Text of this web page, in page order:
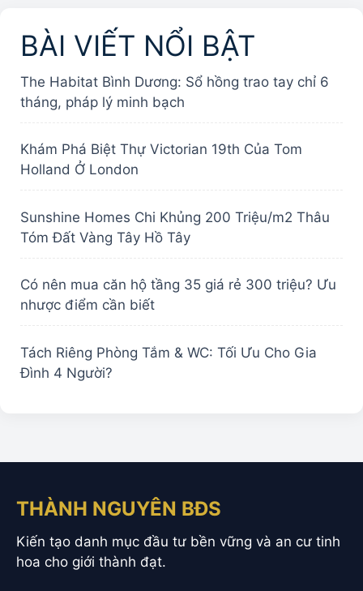
BÀI VIẾT NỔI BẬT
The Habitat Bình Dương: Sổ hồng trao tay chỉ 6
tháng, pháp lý minh bạch
Khám Phá Biệt Thự Victorian 19th Của Tom
Holland Ở London
Sunshine Homes Chi Khủng 200 Triệu/m2 Thâu
Tóm Đất Vàng Tây Hồ Tây
Có nên mua căn hộ tầng 35 giá rẻ 300 triệu? Ưu
nhược điểm cần biết
Tách Riêng Phòng Tắm & WC: Tối Ưu Cho Gia
Đình 4 Người?
THÀNH NGUYÊN BĐS
Kiến tạo danh mục đầu tư bền vững và an cư tinh
hoa cho giới thành đạt.